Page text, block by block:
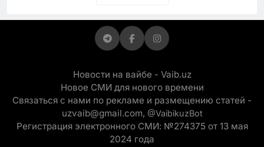
Новости на вайбе - Vaib.uz
Новое СМИ для нового времени
Связаться с нами по рекламе и размещению статей -
uzvaib@gmail.com, @VaibikuzBot
Регистрация электронного СМИ: №274375 от 13 мая
2024 года